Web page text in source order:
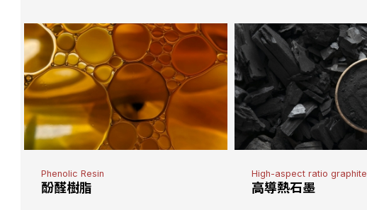
Phenolic Resin
酚醛樹脂
High-aspect ratio graphite
高導熱石墨